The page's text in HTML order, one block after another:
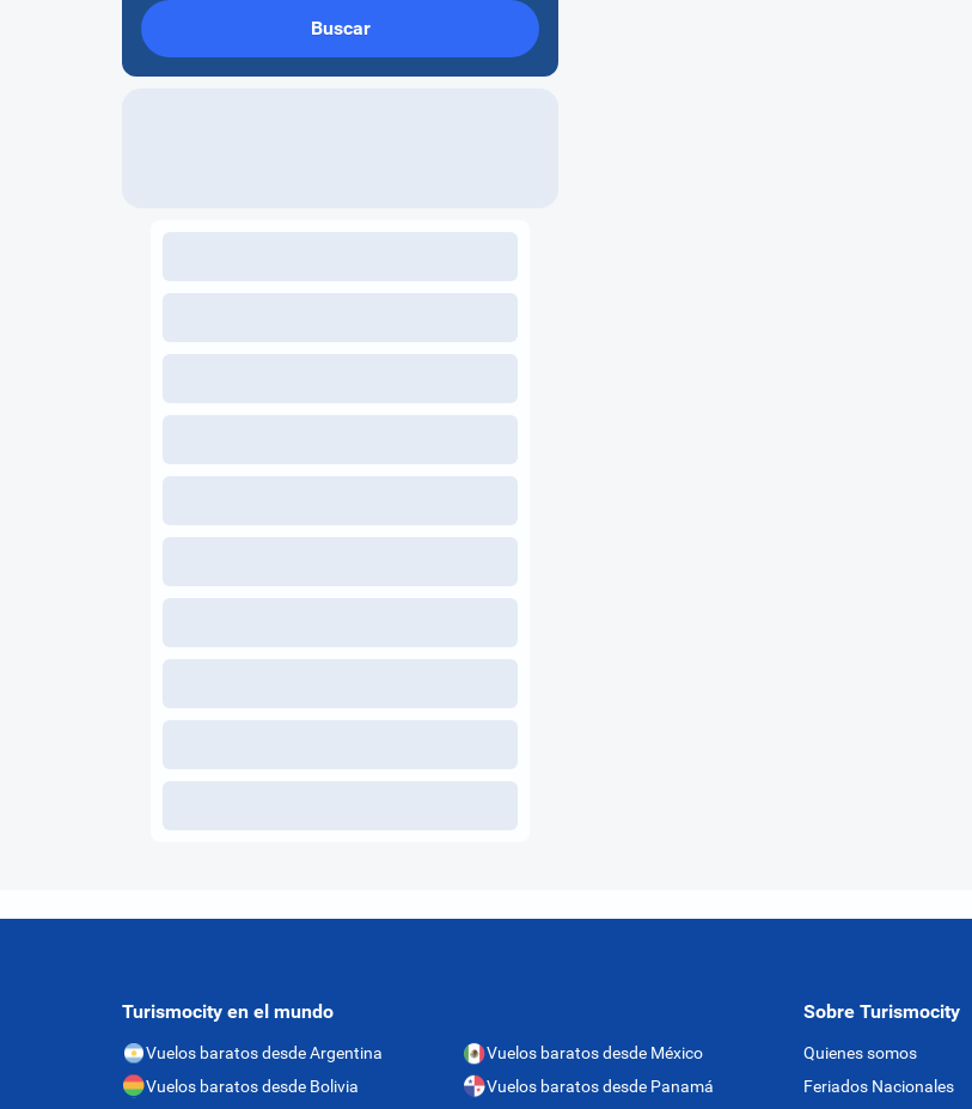
Buscar
Turismocity en el mundo
Vuelos baratos desde Argentina
Vuelos baratos desde Bolivia
Vuelos baratos desde México
Vuelos baratos desde Panamá
Sobre Turismocity
Quienes somos
Feriados Nacionales